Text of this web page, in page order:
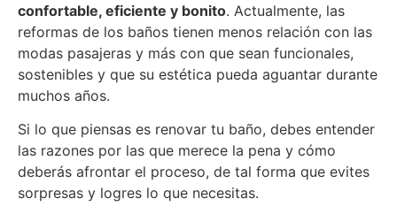
confortable, eficiente y bonito. Actualmente, las
reformas de los baños tienen menos relación con las
modas pasajeras y más con que sean funcionales,
sostenibles y que su estética pueda aguantar durante
muchos años.
Si lo que piensas es renovar tu baño, debes entender
las razones por las que merece la pena y cómo
deberás afrontar el proceso, de tal forma que evites
sorpresas y logres lo que necesitas.